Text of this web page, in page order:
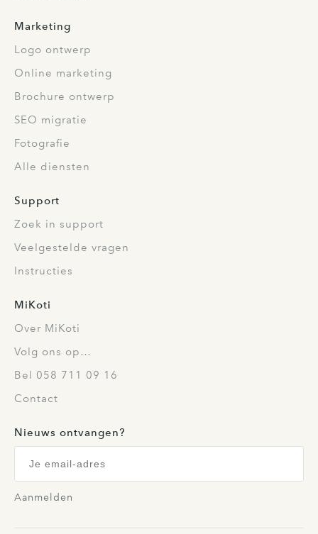
Marketing
Logo ontwerp
Online marketing
Brochure ontwerp
SEO migratie
Fotografie
Alle diensten
Support
Zoek in support
Veelgestelde vragen
Instructies
MiKoti
Over MiKoti
Volg ons op…
Bel 058 711 09 16
Contact
Nieuws ontvangen?
Aanmelden